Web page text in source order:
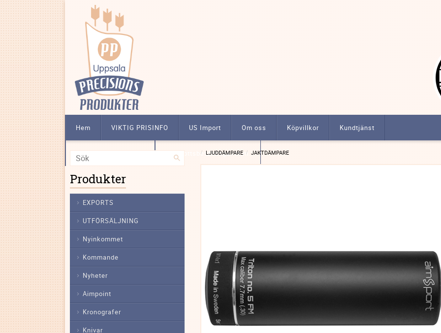
Hem
VIKTIG PRISINFO US Import Om oss Köpvillkor Kundtjänst
Att köpa licensbelagt Förskottsbetalningar m.m.
LJUDDÄMPARE JAKTDÄMPARE
Produkter
EXPORTS
UTFÖRSÄLJNING
Nyinkommet
Kommande
Nyheter
Aimpoint
Kronografer
Knivar